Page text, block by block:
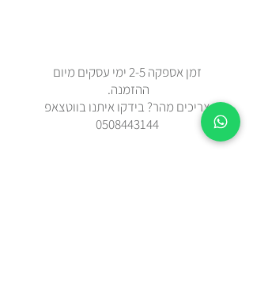
זמן אספקה 2-5 ימי עסקים מיום
ההזמנה.
צריכים מהר? בידקו איתנו בווטצאפ
0508443144